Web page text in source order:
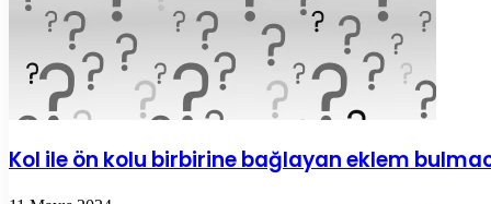
Kol ile ön kolu birbirine bağlayan eklem